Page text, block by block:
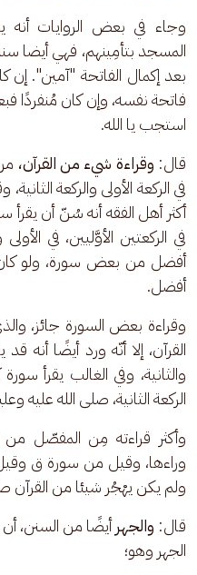
وجاء في بعض الروايات
المسجد بتأمِينهم، فهي أيضا
بعد إكمال الفاتحة "آمين". إن
فاتحة نفسه، وإن كان مُنفردًا
استجب يا الله.
قال: وقراءة شيء من القرآن،
في الركعة الأولى والركعة
أكثر أهل الفقه أنه سُنّ أن يقرأ
في الركعتين الأوَّليين، في
أفضل من بعض سورة، ولو
أفضل.
وقراءة بعض السورة جائز،
القرآن، إلا أنّه ورد أيضًا أنه
والثانية، وفي الغالب يقرأ
الركعة الثانية، صلى الله عليه
وأكثر قراءته مِن المفصّل
وراءها، وقيل من سورة ق
ولم يكن يهْجُر شيئا من
قال: والجهر أيضًا من السنن،
الجهر وهو؛